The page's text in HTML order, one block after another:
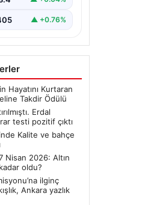
“ Türkiye’nin
▲ +0.76%
Hayatını Kurtaran
Takdir Ödülü
Erdal
testi pozitif çıktı
Kalite ve bahçe
Nisan 2026: Altın
oldu?
ilginç
Ankara yazlık